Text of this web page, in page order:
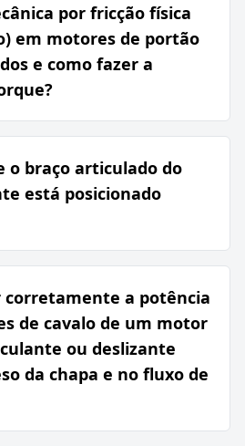
por fricção física
em motores de portão
e como fazer a
o braço articulado do
está posicionado
corretamente a potência
de cavalo de um motor
ou deslizante
da chapa e no fluxo de